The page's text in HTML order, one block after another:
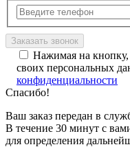
Нажимая на кнопку,
своих персональных
конфиденциальности
Спасибо!
Ваш заказ передан в
В течение 30 минут с
для определения